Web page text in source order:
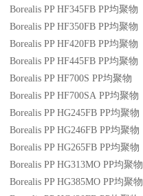
Borealis PP HF345FB PP均聚物
Borealis PP HF350FB PP均聚物
Borealis PP HF420FB PP均聚物
Borealis PP HF445FB PP均聚物
Borealis PP HF700S PP均聚物
Borealis PP HF700SA PP均聚物
Borealis PP HG245FB PP均聚物
Borealis PP HG246FB PP均聚物
Borealis PP HG265FB PP均聚物
Borealis PP HG313MO PP均聚物
Borealis PP HG385MO PP均聚物